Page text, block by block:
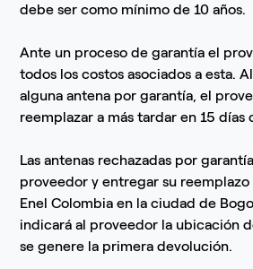
debe ser como mínimo de 10 años.
Ante un proceso de garantía el
todos los costos asociados a esta.
alguna antena por garantía, el
reemplazar a más tardar en 15 días
Las antenas rechazadas por
proveedor y entregar su reemplazo
Enel Colombia en la ciudad de
indicará al proveedor la ubicación
se genere la primera devolución.